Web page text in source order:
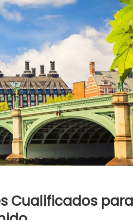
Cualificados para